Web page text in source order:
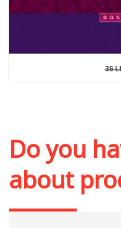
35
35
Do you
about